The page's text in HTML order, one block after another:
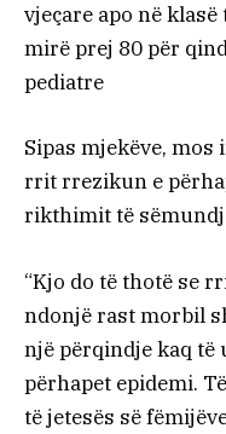
vjeçare apo në
mirë prej 80 për
pediatre
Sipas mjekëve,
rrit rrezikun e
rikthimit të
“Kjo do të thotë se
ndonjë rast morbil
një përqindje kaq
përhapet epidemi.
të jetesës së